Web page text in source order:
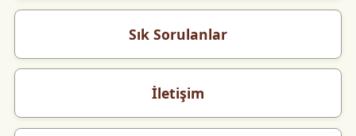
Sık Sorulanlar
İletişim